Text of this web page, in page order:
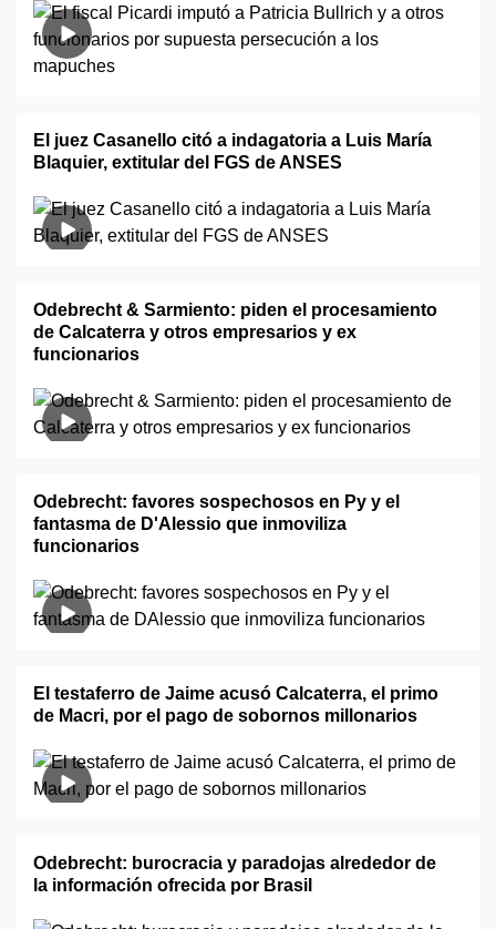
El juez Casanello citó a indagatoria a Luis María
Blaquier, extitular del FGS de ANSES
Odebrecht & Sarmiento: piden el procesamiento
de Calcaterra y otros empresarios y ex
funcionarios
Odebrecht: favores sospechosos en Py y el
fantasma de D'Alessio que inmoviliza
funcionarios
El testaferro de Jaime acusó Calcaterra, el primo
de Macri, por el pago de sobornos millonarios
Odebrecht: burocracia y paradojas alrededor de
la información ofrecida por Brasil